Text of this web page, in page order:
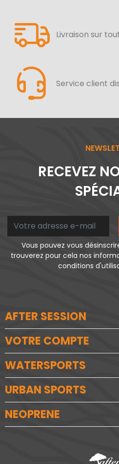
Livraison sur
Service client
RECEVEZ
Vous pouvez vous
trouverez pour cela nos
conditions
AFTER SESSION
VOTRE COMPTE
WATERSPORTS
URBAN SPORTS
NEOPRENE